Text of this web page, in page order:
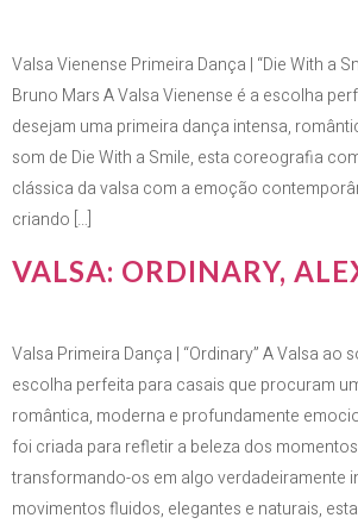
Valsa Vienense Primeira Dança | “Die With a
Bruno Mars A Valsa Vienense é a escolha
desejam uma primeira dança intensa,
som de Die With a Smile, esta coreografia
clássica da valsa com a emoção
criando […]
VALSA: ORDINARY,
Valsa Primeira Dança | “Ordinary” A Valsa ao
escolha perfeita para casais que procuram
romântica, moderna e profundamente
foi criada para refletir a beleza dos
transformando-os em algo verdadeiramente
movimentos fluidos, elegantes e naturais,